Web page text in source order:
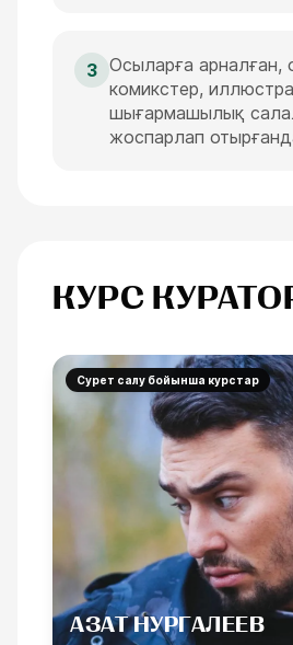
3 Осыларға арналған,
комикстер,
шығармашылық
жоспарлап
КУРС
Сурет салу бойынша курстар
АЗАТ НУРГАЛЕЕВ